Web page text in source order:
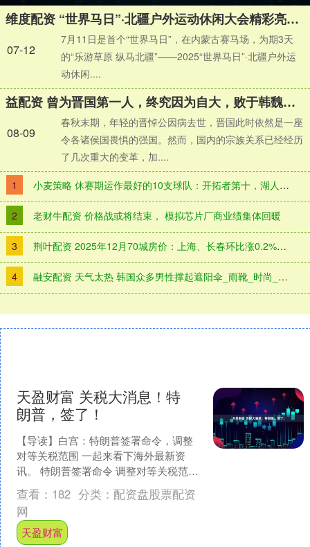
维度配资 “世界马日”·北疆户外运动休闲大会精彩亮相_活动_内蒙古_摩托车运动
7月11日是首个“世界马日”，在内蒙古赛马场，为期3天
的“乐游草原 纵马北疆”——2025“世界马日”·北疆户外运
动休闲....
07-12
益配资 曾为晋国第一人，终究因为自大，败于韩魏赵三国_智伯_智家_军队
春秋末期，年轻的晋悼公因病去世，晋国此时依然是一座
令各诸侯国畏惧的强国。然而，国内的宗族关系已经经历
了几次重大的变革，加....
08-09
1 小麦策略 休赛期运作最好的10支球队：开拓者第十，湖人第五，快船仅排第三_交易_芬尼西蒙斯_的能力
2 老财牛配资 价格战或将结束， 模拟芯片厂商业绩集体回暖
3 荆叶配资 2025年12月70城房价：上海、长春环比涨0.2%领跑
4 融安配资 天气太热 韩国众多男性撑起遮阳伞_雨靴_时尚_数据
天盈财富 关税大消息！特
朗普，签了！
【导读】白宫：特朗普签署命令，调整
对等关税范围 一起来看下海外最新资
讯。 特朗普签署命令 调整对等关税范围
当地时间9月5日，白宫发布声明称，美
国总统特朗普签署....
查看： 182 分类： 配资盘股票配资
网
天盈财富